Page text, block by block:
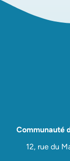
Communauté
12, rue du